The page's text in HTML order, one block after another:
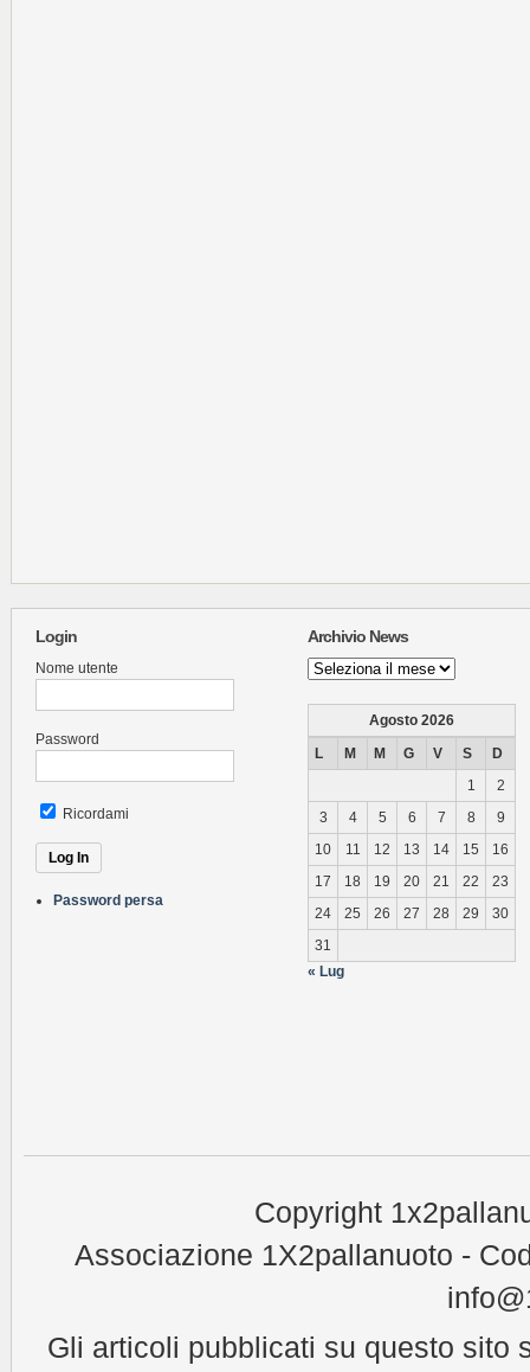
Login
Nome utente
Password
Ricordami
Password persa
Archivio News
Archivio
News
Agosto 2026
L
M M G V S
D
1
2
3
4 5 6 7 8
9
10
11 12 13 14 15
16
17
18 19 20 21 22
23
24
25 26 27 28 29
30
31
« Lug
Copyright
Associazione 1X2pallanuoto -
Gli articoli pubblicati su questo sito